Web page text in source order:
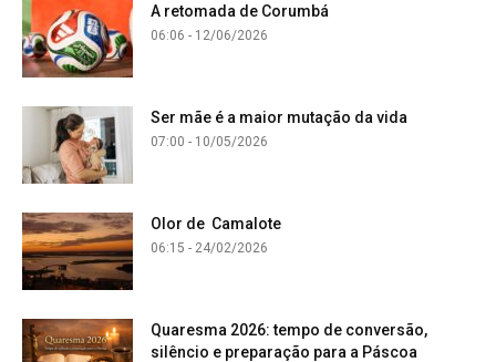
A retomada de Corumbá
06:06 - 12/06/2026
Ser mãe é a maior mutação da vida
07:00 - 10/05/2026
Olor de Camalote
06:15 - 24/02/2026
Quaresma 2026: tempo de conversão,
silêncio e preparação para a Páscoa